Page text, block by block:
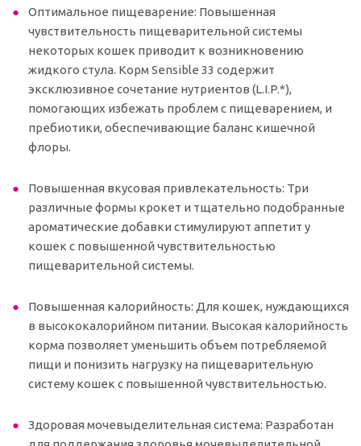
Оптимальное пищеварение: Повышенная
чувствительность пищеварительной системы
некоторых кошек приводит к возникновению
жидкого стула. Корм Sensible 33 содержит
эксклюзивное сочетание нутриентов (L.I.P.*),
помогающих избежать проблем с пищеварением, и
пребиотики, обеспечивающие баланс кишечной
флоры.
Повышенная вкусовая привлекательность: Три
различные формы крокет и тщательно подобранные
ароматические добавки стимулируют аппетит у
кошек с повышенной чувствительностью
пищеварительной системы.
Повышенная калорийность: Для кошек, нуждающихся
в высококалорийном питании. Высокая калорийность
корма позволяет уменьшить объем потребляемой
пищи и понизить нагрузку на пищеварительную
систему кошек с повышенной чувствительностью.
Здоровая мочевыделительная система: Разработан